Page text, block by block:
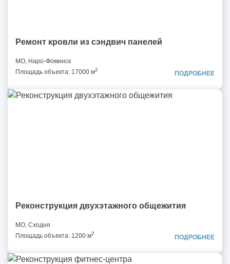
Ремонт кровли из сэндвич панелей
МО, Наро-Фоминск
Площадь объекта: 17000 м2
ПОДРОБНЕЕ
Реконструкция двухэтажного общежития
МО, Сходня
Площадь объекта: 1200 м2
ПОДРОБНЕЕ